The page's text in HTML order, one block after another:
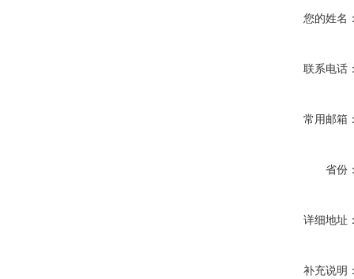
您的姓名
联系电话
常用邮箱
省份
详细地址
补充说明